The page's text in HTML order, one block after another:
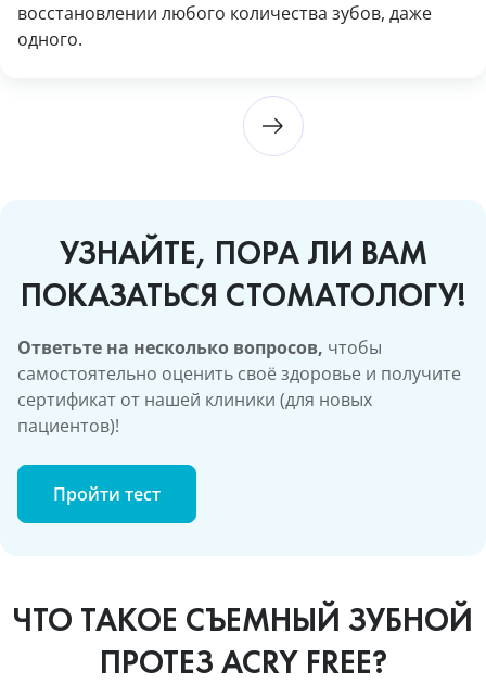
восстановлении любого количества зубов, даже
одного.
УЗНАЙТЕ, ПОРА ЛИ ВАМ
ПОКАЗАТЬСЯ СТОМАТОЛОГУ!
Ответьте на несколько вопросов, чтобы
самостоятельно оценить своё здоровье и получите
сертификат от нашей клиники (для новых
пациентов)!
Пройти тест
ЧТО ТАКОЕ СЪЕМНЫЙ ЗУБНОЙ
ПРОТЕЗ ACRY FREE?